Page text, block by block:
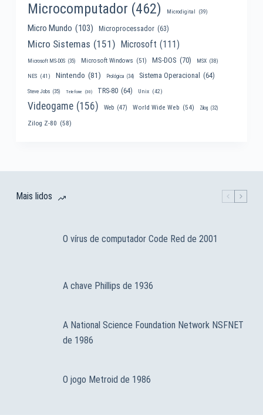
Microcomputador (462) Microdigital (39)
Micro Mundo (103) Microprocessador (63)
Micro Sistemas (151) Microsoft (111)
Microsoft MS-DOS (35) Microsoft Windows (51) MS-DOS (70) MSX (38)
NES (41) Nintendo (81) Prológica (34) Sistema Operacional (64)
Steve Jobs (35) Telefone (30) TRS-80 (64) Unix (42)
Videogame (156) Web (47) World Wide Web (54) Zilog (32)
Zilog Z-80 (58)
Mais lidos
O vírus de computador Code Red de 2001
A chave Phillips de 1936
A National Science Foundation Network NSFNET
de 1986
O jogo Metroid de 1986